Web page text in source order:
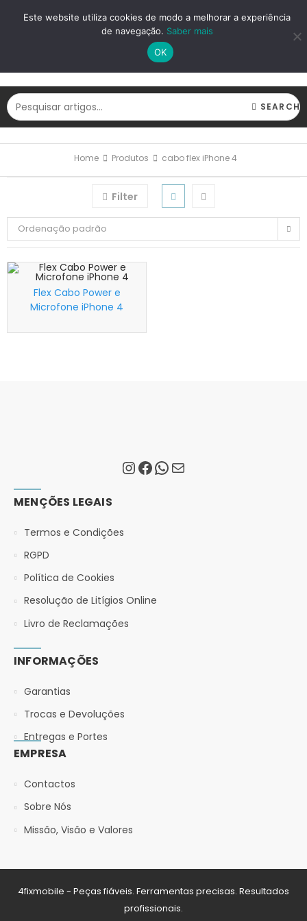
LOGIN REGISTAR
SEARCH
Home Produtos cabo flex iPhone 4
Filter
Ordenação padrão
Flex Cabo Power e
Microfone iPhone 4
MENÇÕES LEGAIS
Termos e Condições
RGPD
Política de Cookies
Resolução de Litígios Online
Livro de Reclamações
INFORMAÇÕES
Garantias
Trocas e Devoluções
Entregas e Portes
EMPRESA
Contactos
Sobre Nós
Missão, Visão e Valores
4fixmobile - Peças fiáveis. Ferramentas precisas. Resultados
profissionais.
Este website utiliza cookies de modo a melhorar a experiência
de navegação. Saber mais
OK